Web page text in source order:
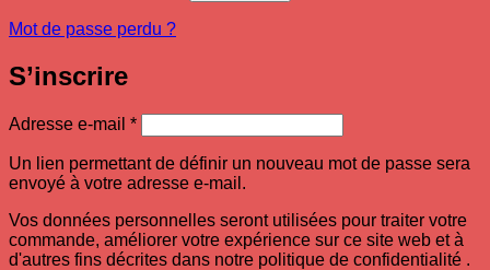
Mot de passe perdu ?
S’inscrire
Adresse e-mail *Obligatoire
Un lien permettant de définir un nouveau mot de passe sera
envoyé à votre adresse e-mail.
Vos données personnelles seront utilisées pour traiter votre
commande, améliorer votre expérience sur ce site web et à
d'autres fins décrites dans notre politique de confidentialité .